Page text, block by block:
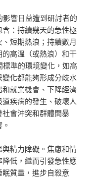
響日益遭到研討者的
：持續幾天的急性極
短期熱浪；持續數月
高溫（或熱浪）和干
準的環境變化，如高
化都能夠形成分歧水
就業機會、下降經濟
疾病的發生、破壞人
會沖突和群體間暴
精力障礙。焦慮和情
低，繼而引發急性應
質量，進步自殺意